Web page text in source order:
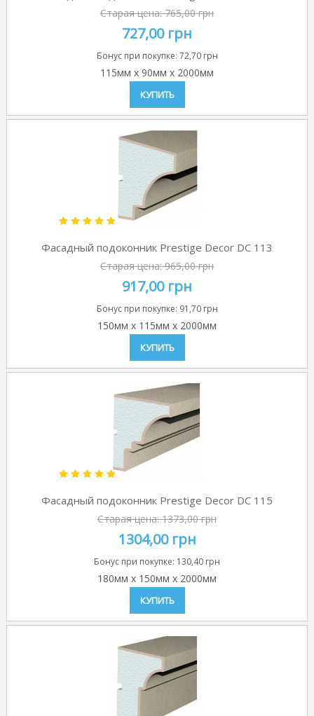
Старая цена:765,00 грн
727,00 грн
Бонус при покупке: 72,70 грн
115мм x 90мм x 2000мм
КУПИТЬ
Фасадный подоконник Prestige Decor DC 113
Старая цена:965,00 грн
917,00 грн
Бонус при покупке: 91,70 грн
150мм x 115мм x 2000мм
КУПИТЬ
Фасадный подоконник Prestige Decor DC 115
Старая цена:1373,00 грн
1304,00 грн
Бонус при покупке: 130,40 грн
180мм x 150мм x 2000мм
КУПИТЬ